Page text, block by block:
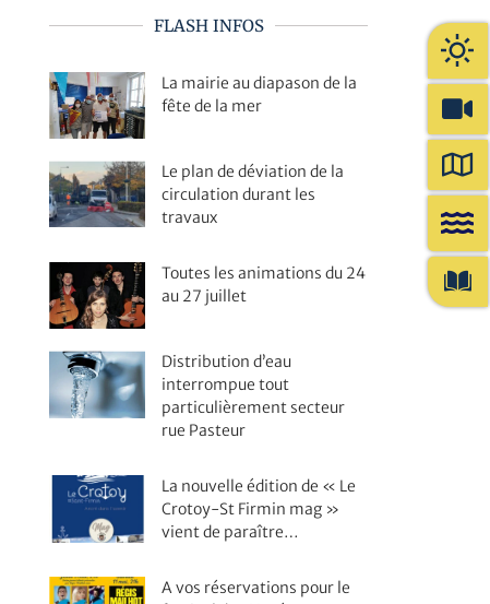
FLASH INFOS
La mairie au diapason de la
fête de la mer
Le plan de déviation de la
circulation durant les
travaux
Toutes les animations du 24
au 27 juillet
Distribution d’eau
interrompue tout
particulièrement secteur
rue Pasteur
La nouvelle édition de « Le
Crotoy-St Firmin mag »
vient de paraître…
A vos réservations pour le